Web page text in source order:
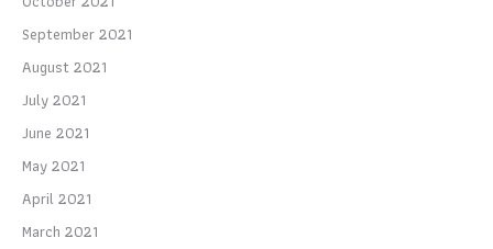
September 2021
August 2021
July 2021
June 2021
May 2021
April 2021
March 2021